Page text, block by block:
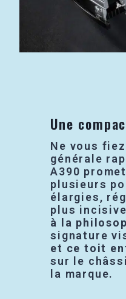
Une
Ne vous
générale
A390
plusieurs
élargies,
plus
à la
signature
et ce toit
sur le
la marque.